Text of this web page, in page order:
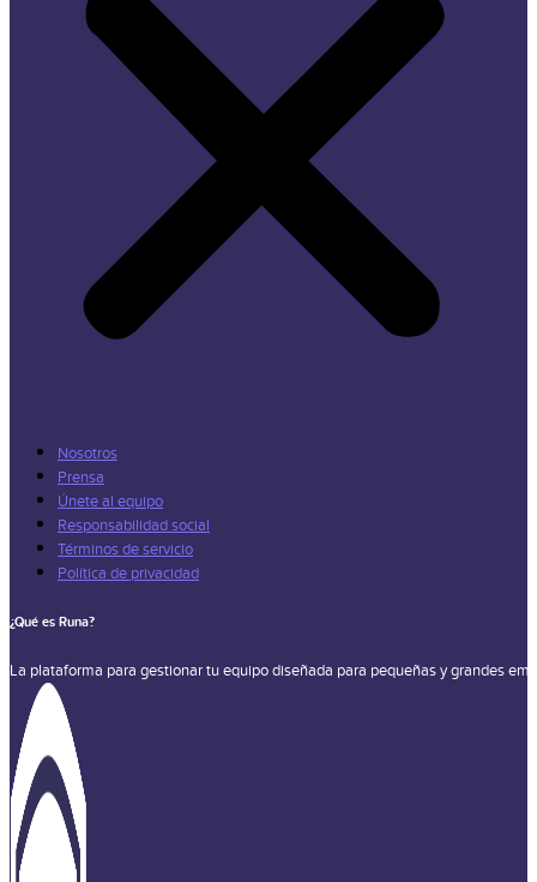
Nosotros
Prensa
Únete al equipo
Responsabilidad social
Términos de servicio
Política de privacidad
¿Qué es Runa?
La plataforma para gestionar tu equipo diseñada para pequeñas y grandes